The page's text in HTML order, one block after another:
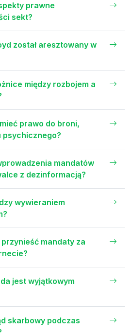
prawne
sekt?
został aresztowany w
między rozbojem a
prawo do broni,
psychicznego?
mandatów
z dezinformacją?
wywieraniem
mandaty za
jest wyjątkowym
skarbowy podczas